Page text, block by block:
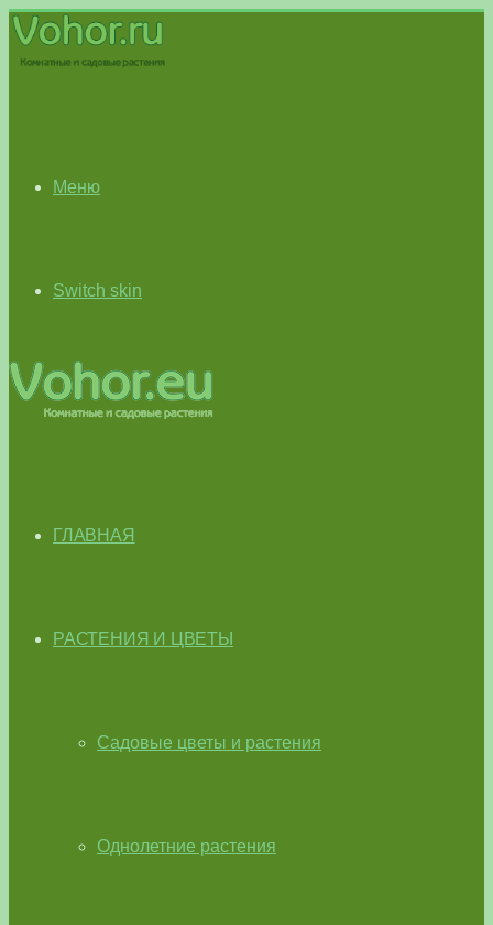
Меню
Switch skin
ГЛАВНАЯ
РАСТЕНИЯ И ЦВЕТЫ
Садовые цветы и растения
Однолетние растения